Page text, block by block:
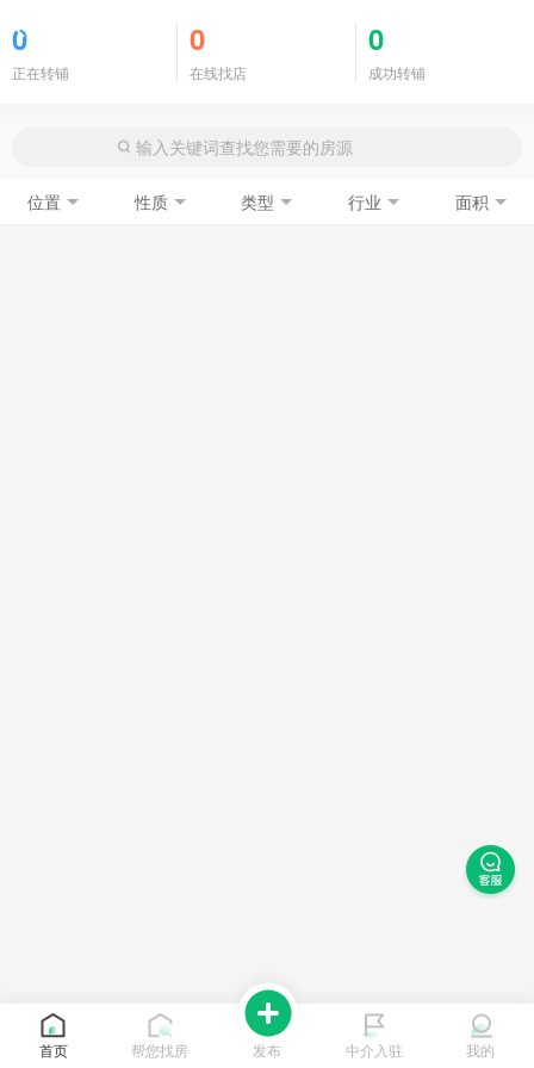
0
正在转铺
0
在线找店
0
成功转铺
位置 性质 类型 行业 面积
首页 帮您找房 发布 中介入驻 我的